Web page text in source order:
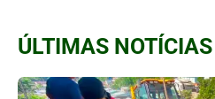
ÚLTIMAS NOTÍCIAS